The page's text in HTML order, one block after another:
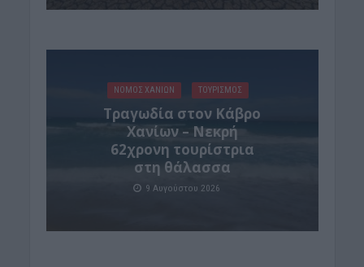
ΝΟΜΌΣ ΧΑΝΊΩΝ ΤΟΥΡΙΣΜΟΣ
Τραγωδία στον Κάβρο
Χανίων – Νεκρή
62χρονη τουρίστρια
στη θάλασσα
9 Αυγούστου 2026